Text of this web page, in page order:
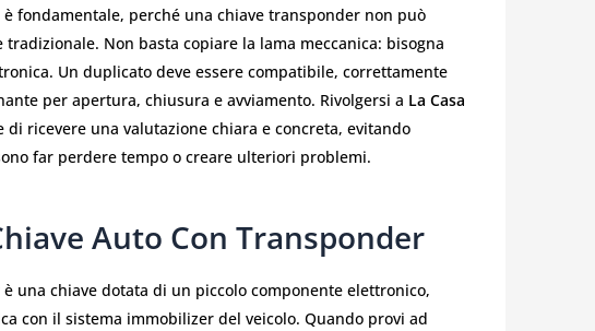
fondamentale, perché una chiave transponder non può
Non basta copiare la lama meccanica: bisogna
Un duplicato deve essere compatibile, correttamente
per apertura, chiusura e avviamento. Rivolgersi a La Casa
di ricevere una valutazione chiara e concreta, evitando
far perdere tempo o creare ulteriori problemi.
Auto Con Transponder
una chiave dotata di un piccolo componente elettronico,
con il sistema immobilizer del veicolo. Quando provi ad